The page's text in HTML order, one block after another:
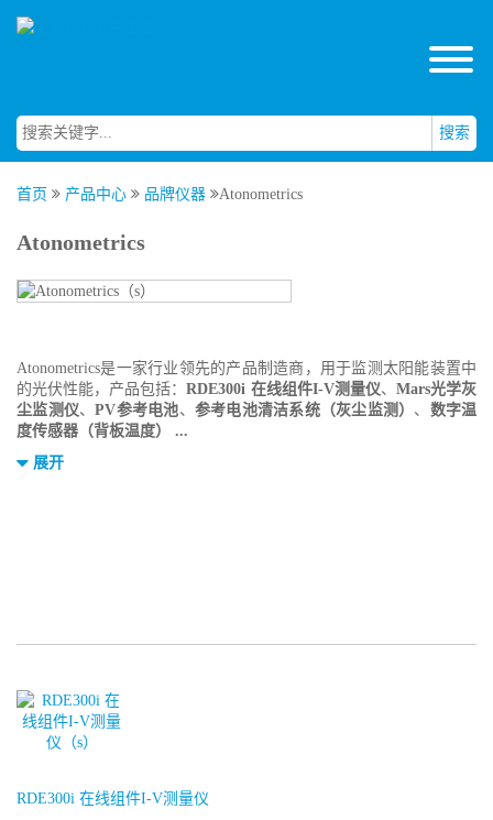
搜索
首页 产品中心 品牌仪器 Atonometrics
Atonometrics
Atonometrics是一家行业领先的产品制造商，用于监测太阳能装置中
的光伏性能，产品包括：RDE300i 在线组件I-V测量仪、 Mars光学灰
尘监测仪、PV参考电池、 参考电池清洁系统（灰尘监测） 、 数字温
度传感器（背板温度） ...
展开
RDE300i 在线组件I-V测量仪